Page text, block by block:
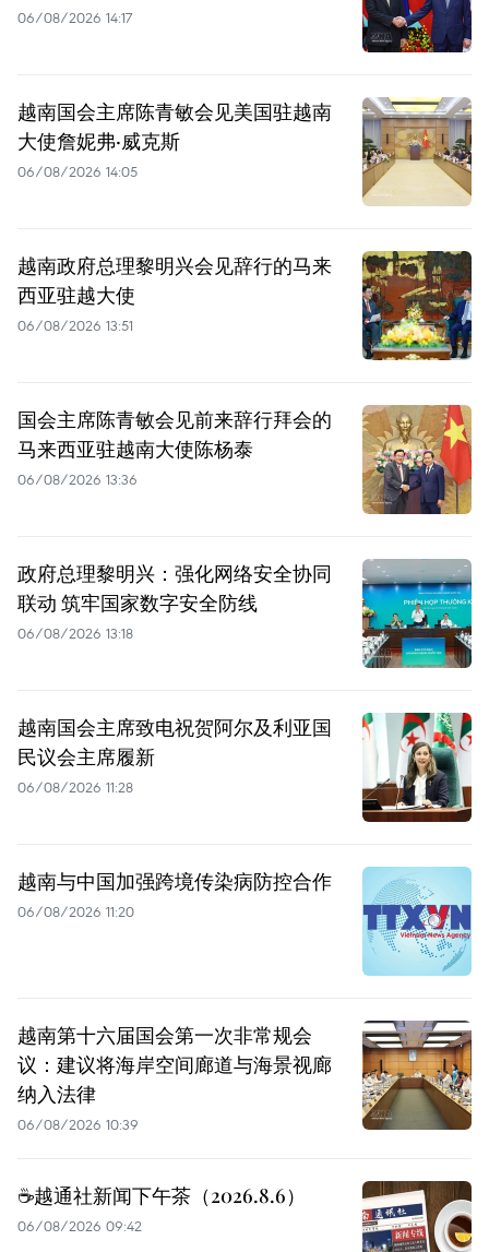
06/08/2026 14:17
越南国会主席陈青敏会见美国驻越南
大使詹妮弗·威克斯
06/08/2026 14:05
越南政府总理黎明兴会见辞行的马来
西亚驻越大使
06/08/2026 13:51
国会主席陈青敏会见前来辞行拜会的
马来西亚驻越南大使陈杨泰
06/08/2026 13:36
政府总理黎明兴：强化网络安全协同
联动 筑牢国家数字安全防线
06/08/2026 13:18
越南国会主席致电祝贺阿尔及利亚国
民议会主席履新
06/08/2026 11:28
越南与中国加强跨境传染病防控合作
06/08/2026 11:20
越南第十六届国会第一次非常规会
议：建议将海岸空间廊道与海景视廊
纳入法律
06/08/2026 10:39
☕️越通社新闻下午茶（2026.8.6）
06/08/2026 09:42